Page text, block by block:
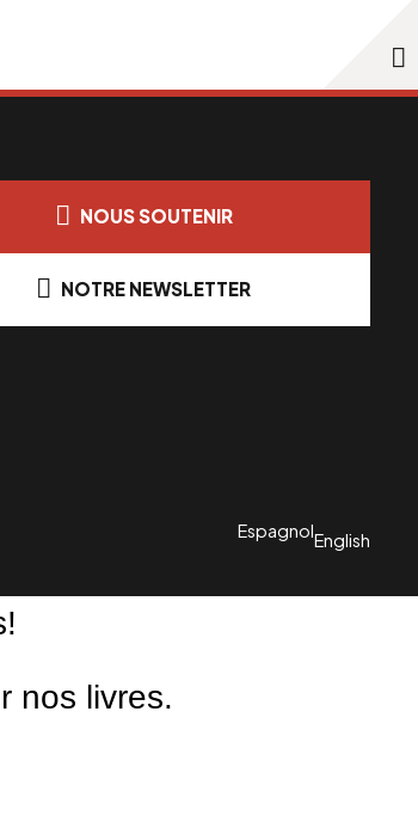
NOUS SOUTENIR
NOTRE NEWSLETTER
EspagnolEnglish
nos livres.